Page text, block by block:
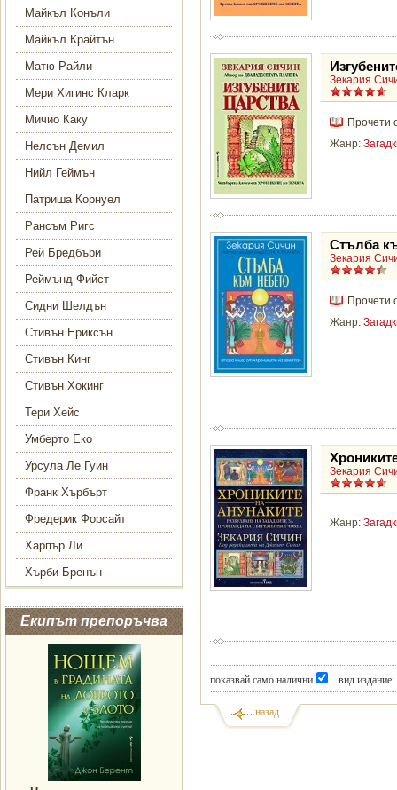
Майкъл Конъли
Майкъл Крайтън
Матю Райли
Мери Хигинс Кларк
Мичио Каку
Нелсън Демил
Нийл Геймън
Патриша Корнуел
Рансъм Ригс
Рей Бредбъри
Реймънд Фийст
Сидни Шелдън
Стивън Ериксън
Стивън Кинг
Стивън Хокинг
Тери Хейс
Умберто Еко
Урсула Ле Гуин
Франк Хърбърт
Фредерик Форсайт
Харпър Ли
Хърби Бренън
Екипът препоръчва
Зекария
Прочети
Жанр:
Стълба
Зекария
Прочети
Жанр:
Зекария
Жанр:
показвай само налични вид издание:
назад